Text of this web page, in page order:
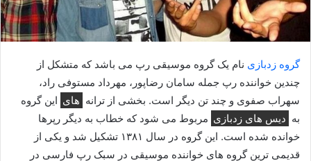
گروه زدبازی نام یک گروه موسیقی رپ می باشد که متشکل از
چندین خواننده رپ جمله سامان رضاپور، مهرداد مستوفی راد،
سهراب صفوی و چند تن دیگر است. بخشی از ترانه های این گروه
به دیس های زدبازی مربوط می شود که خطاب به دیگر رپرها
خوانده شده است. این گروه در سال ۱۳۸۱ تشکیل شد و یکی از
قدیمی ترین گروه های خواننده موسیقی در سبک رپ فارسی در